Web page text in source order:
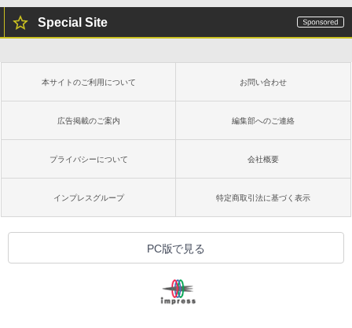
Special Site
本サイトのご利用について お問い合わせ
広告掲載のご案内 編集部へのご連絡
プライバシーについて 会社概要
インプレスグループ 特定商取引法に基づく表示
PC版で見る